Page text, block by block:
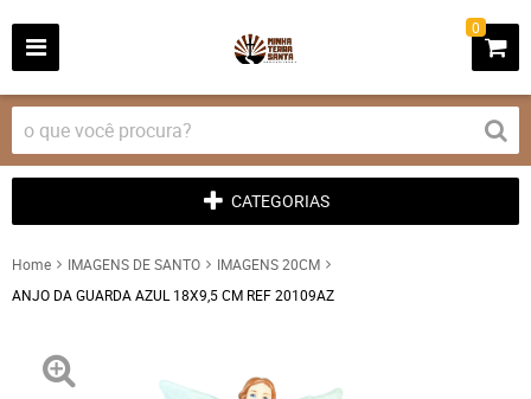
0
CATEGORIAS
Home IMAGENS DE SANTO
IMAGENS 20CM
ANJO DA GUARDA AZUL 18X9,5 CM REF 20109AZ